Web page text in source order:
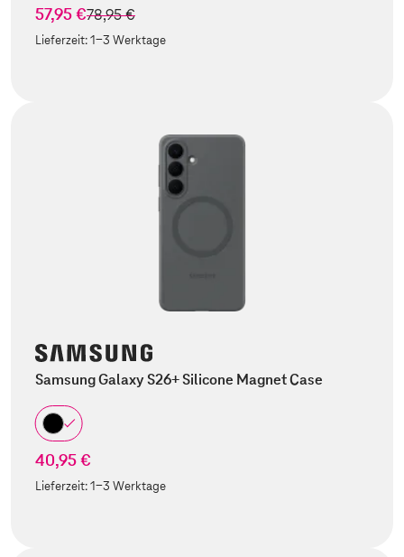
57,95 €statt
78,95 €
Lieferzeit:1-3 Werktage
Samsung Galaxy S26+ Silicone Magnet Case
40,95 €
Lieferzeit:1-3 Werktage